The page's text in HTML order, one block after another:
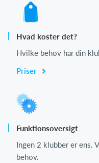
Hvad koster det?
Hvilke behov har din
Priser
Funktionsoversigt
Ingen 2 klubber er ens.
behov.